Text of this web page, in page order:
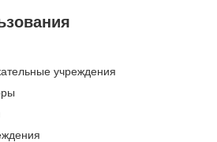
учреждения